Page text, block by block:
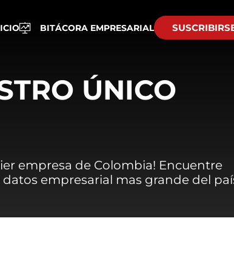
BITÁCORA EMPRESARIAL
ÚNICO
empresa de Colombia! Encuentre
empresarial mas grande del